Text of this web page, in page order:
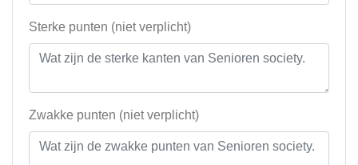
Sterke punten (niet verplicht)
Zwakke punten (niet verplicht)